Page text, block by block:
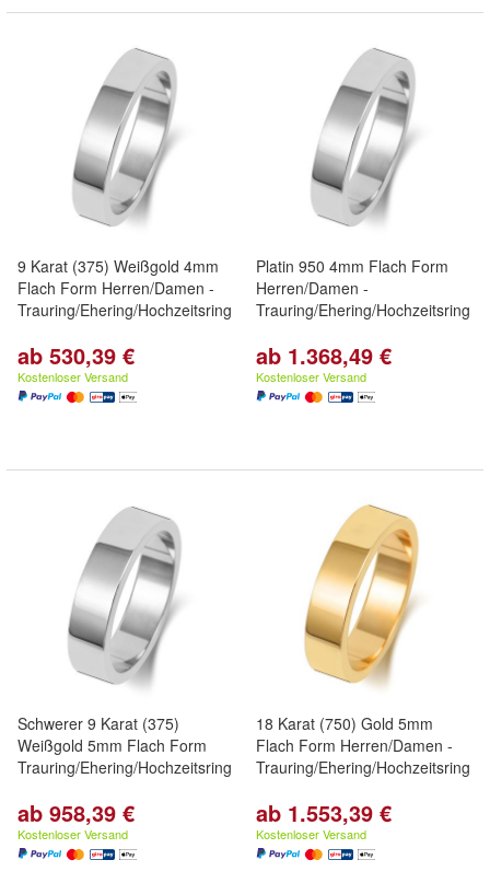
9 Karat (375) Weißgold 4mm
Flach Form Herren/Damen -
Trauring/Ehering/Hochzeitsring
ab 530,39 €
Kostenloser Versand
Platin 950 4mm Flach Form
Herren/Damen -
Trauring/Ehering/Hochzeitsring
ab 1.368,49 €
Kostenloser Versand
Schwerer 9 Karat (375)
Weißgold 5mm Flach Form
Trauring/Ehering/Hochzeitsring
ab 958,39 €
Kostenloser Versand
18 Karat (750) Gold 5mm
Flach Form Herren/Damen -
Trauring/Ehering/Hochzeitsring
ab 1.553,39 €
Kostenloser Versand